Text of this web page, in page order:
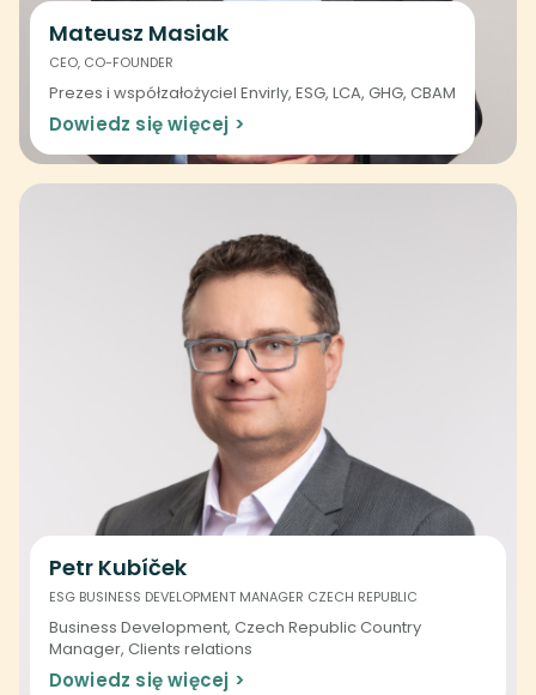
Mateusz Masiak
CEO, CO-FOUNDER
Prezes i współzałożyciel Envirly, ESG, LCA, GHG, CBAM
Dowiedz się więcej >
Petr Kubíček
ESG BUSINESS DEVELOPMENT MANAGER CZECH REPUBLIC
Business Development, Czech Republic Country
Manager, Clients relations
Dowiedz się więcej >